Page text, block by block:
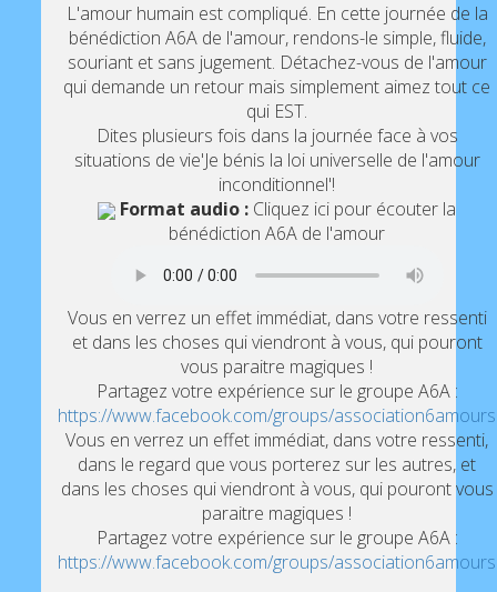
L'amour humain est compliqué. En cette journée de la
bénédiction A6A de l'amour, rendons-le simple, fluide,
souriant et sans jugement. Détachez-vous de l'amour
qui demande un retour mais simplement aimez tout ce
qui EST.
Dites plusieurs fois dans la journée face à vos
situations de vie'Je bénis la loi universelle de l'amour
inconditionnel'!
Format audio : Cliquez ici pour écouter la
bénédiction A6A de l'amour
Vous en verrez un effet immédiat, dans votre ressenti
et dans les choses qui viendront à vous, qui pouront
vous paraitre magiques !
Partagez votre expérience sur le groupe A6A :
https://www.facebook.com/groups/association6amours
Vous en verrez un effet immédiat, dans votre ressenti,
dans le regard que vous porterez sur les autres, et
dans les choses qui viendront à vous, qui pouront vous
paraitre magiques !
Partagez votre expérience sur le groupe A6A :
https://www.facebook.com/groups/association6amours